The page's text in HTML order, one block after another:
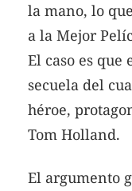
la mano, lo
a la Mejor
El caso es que
secuela del
héroe,
Tom Holland.
El argumento